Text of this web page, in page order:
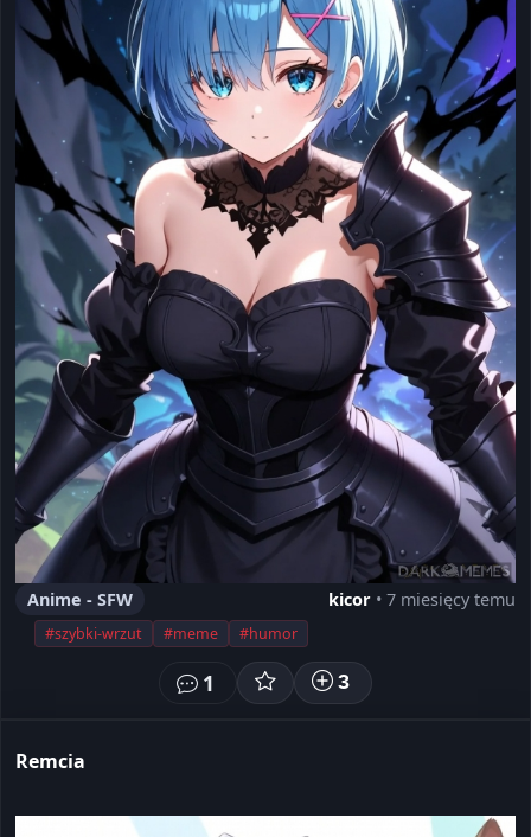
Anime - SFW kicor • 7 miesięcy temu
#szybki-wrzut #meme #humor
1 3
Remcia